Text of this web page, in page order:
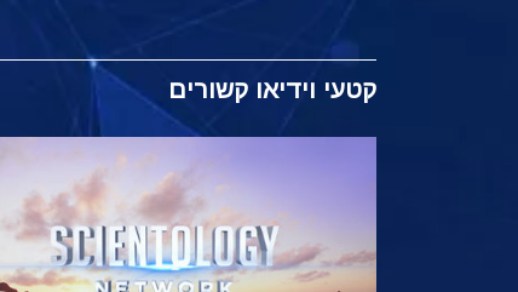
קטעי וידיאו קשורים